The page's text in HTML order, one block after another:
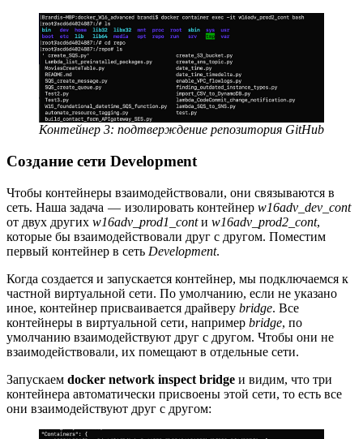
Контейнер 3: подтверждение репозитория GitHub
Создание сети Development
Чтобы контейнеры взаимодействовали, они связываются в
сеть. Наша задача — изолировать контейнер w16adv_dev_cont
от двух других w16adv_prod1_contи w16adv_prod2_cont,
которые бы взаимодействовали друг с другом. Поместим
первый контейнер в сеть Development.
Когда создается и запускается контейнер, мы подключаемся к
частной виртуальной сети. По умолчанию, если не указано
иное, контейнер присваивается драйверу bridge. Все
контейнеры в виртуальной сети, например bridge, по
умолчанию взаимодействуют друг с другом. Чтобы они не
взаимодействовали, их помещают в отдельные сети.
Запускаем docker network inspect bridge и видим, что три
контейнера автоматически присвоены этой сети, то есть все
они взаимодействуют друг с другом: